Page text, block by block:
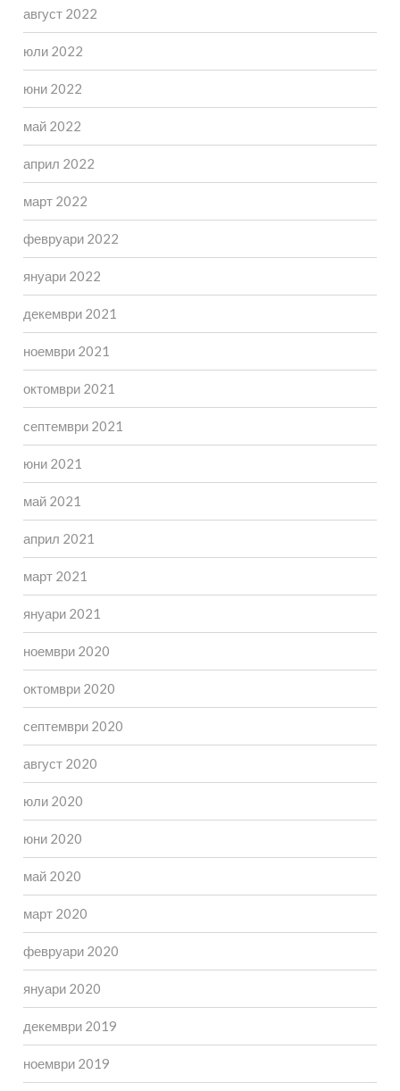
август 2022
юли 2022
юни 2022
май 2022
април 2022
март 2022
февруари 2022
януари 2022
декември 2021
ноември 2021
октомври 2021
септември 2021
юни 2021
май 2021
април 2021
март 2021
януари 2021
ноември 2020
октомври 2020
септември 2020
август 2020
юли 2020
юни 2020
май 2020
март 2020
февруари 2020
януари 2020
декември 2019
ноември 2019